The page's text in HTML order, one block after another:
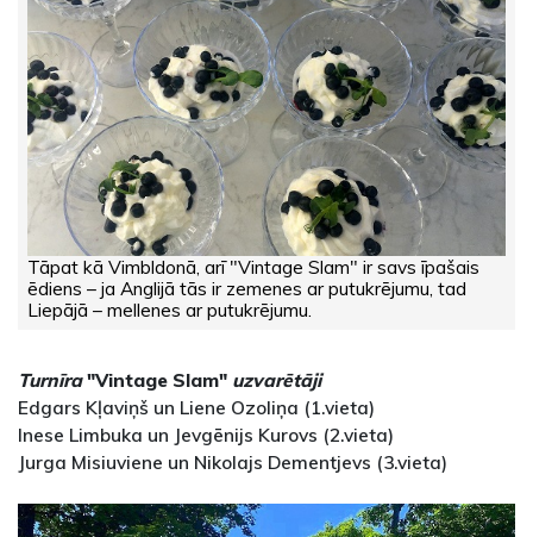
Tāpat kā Vimbldonā, arī "Vintage Slam" ir savs īpašais
ēdiens – ja Anglijā tās ir zemenes ar putukrējumu, tad
Liepājā – mellenes ar putukrējumu.
Turnīra"Vintage Slam" uzvarētāji
Edgars Kļaviņš un Liene Ozoliņa (1.vieta)
Inese Limbuka un Jevgēnijs Kurovs (2.vieta)
Jurga Misiuviene un Nikolajs Dementjevs (3.vieta)